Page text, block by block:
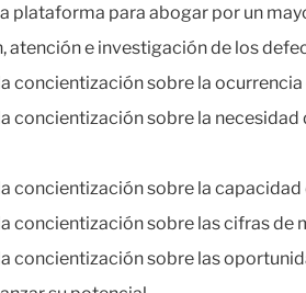
plataforma para abogar por un
atención e investigación de los
concientización sobre la
concientización sobre la
concientización sobre la
concientización sobre las cifras
concientización sobre las